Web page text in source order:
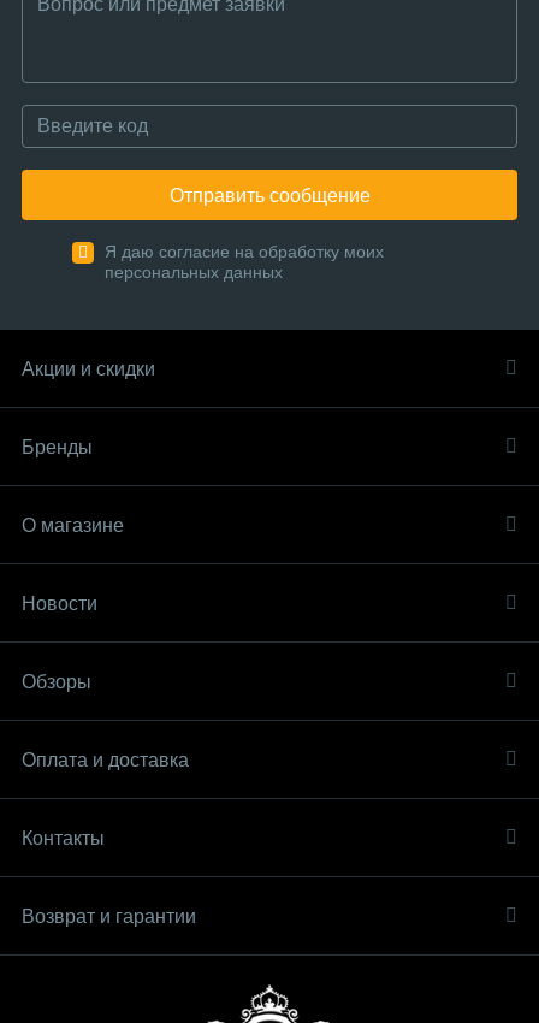
Отправить сообщение
Я даю согласие на обработку моих
персональных данных
Акции и скидки
Бренды
О магазине
Новости
Обзоры
Оплата и доставка
Контакты
Возврат и гарантии